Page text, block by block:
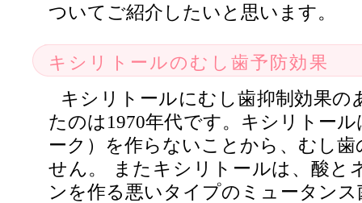
ついてご紹介したいと思います。
キシリトールのむし歯予防効果
キシリトールにむし歯抑制効果の
たのは1970年代です。キシリトー
ーク）を作らないことから、むし
せん。 またキシリトールは、酸と
ンを作る悪いタイプのミュータン